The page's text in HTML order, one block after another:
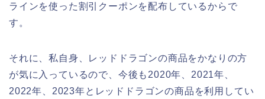
ラインを使った割引クーポンを配布しているからで
す。
それに、私自身、レッドドラゴンの商品をかなりの方
が気に入っているので、今後も2020年、2021年、
2022年、2023年とレッドドラゴンの商品を利用してい